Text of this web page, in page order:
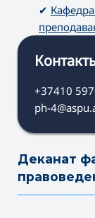
✔
+37410
ph-
Деканат